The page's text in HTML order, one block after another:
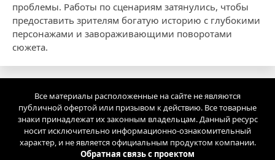
проблемы. Работы по сценариям затянулись, чтобы
предоставить зрителям богатую историю с глубокими
персонажами и завораживающими поворотами
сюжета.
Все материалы расположенные на сайте не являются
публичной офертой или призывом к действию. Все товарные
знаки принадлежат их законным владельцам. Данный ресурс
носит исключительно информационно-ознакомительный
характер, и не является официальным продуктом компании.
Обратная связь с проектом